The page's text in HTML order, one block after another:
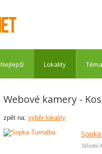
Nejlepší Lokality
Webové kamery -
zpět na: výběr lokality
Střední